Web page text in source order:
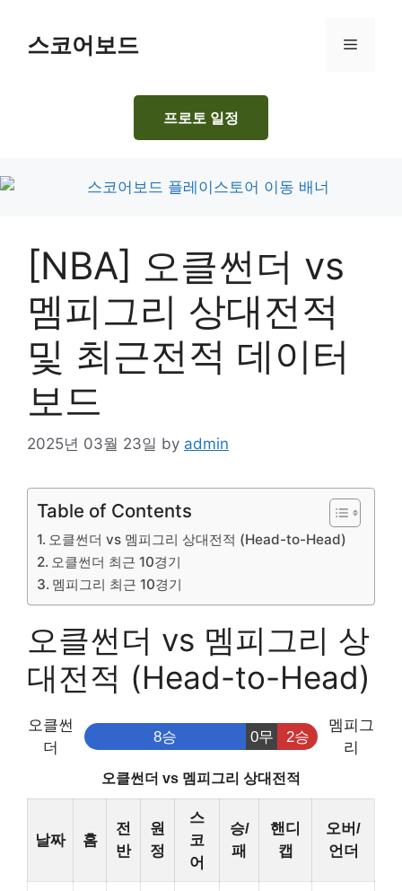
content스코어보드 Menu
프로토 일정
[NBA] 오클썬더 vs
멤피그리 상대전적
및 최근전적 데이터
보드
2025년 03월 23일 by admin
Table of Contents
오클썬더 vs 멤피그리 상대전적 (Head-to-Head)
오클썬더 최근 10경기
멤피그리 최근 10경기
오클썬더 vs 멤피그리 상
대전적 (Head-to-Head)
오클썬
더
8승 0무 2승
멤피그
리
오클썬더 vs 멤피그리 상대전적
날짜 홈
전
반
원
정
스
코
어
승/
패
핸디
캡
오버/
언더